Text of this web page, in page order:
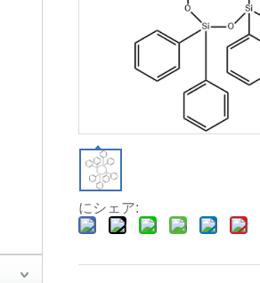
にシェア: